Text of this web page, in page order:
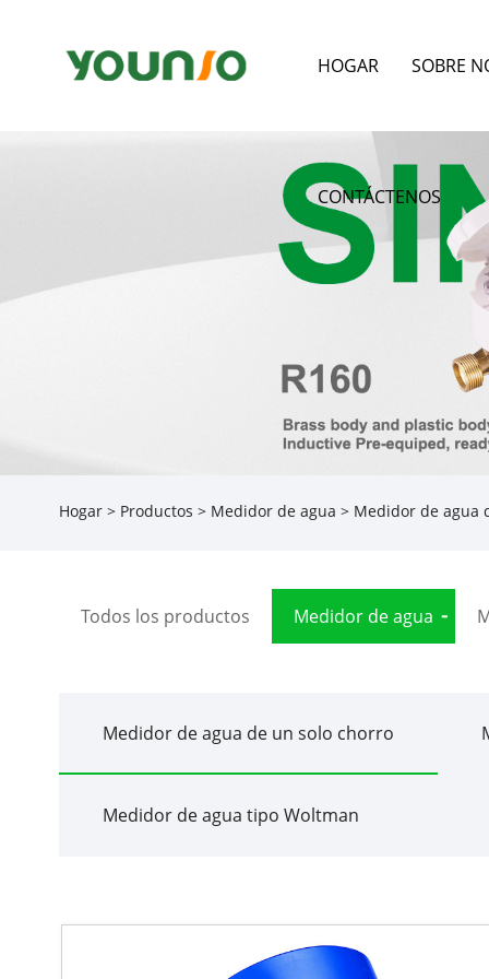
HOGAR SOBRE
CONTÁCTENOS
Hogar > Productos > Medidor de agua > Medidor de agua
Todos los productos Medidor de agua
Medidor de agua de un solo chorro
Medidor de agua tipo Woltman